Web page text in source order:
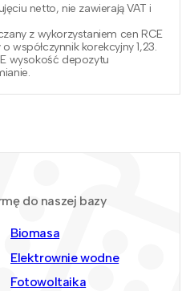
netto, nie zawierają VAT i
z wykorzystaniem cen RCE
współczynnik korekcyjny 1,23.
wysokość depozytu
do naszej bazy
Biomasa
Elektrownie wodne
Fotowoltaika